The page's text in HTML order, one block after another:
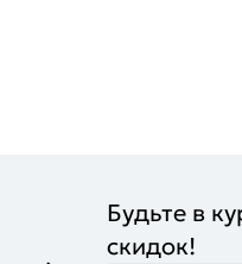
Будьте в
скидок!